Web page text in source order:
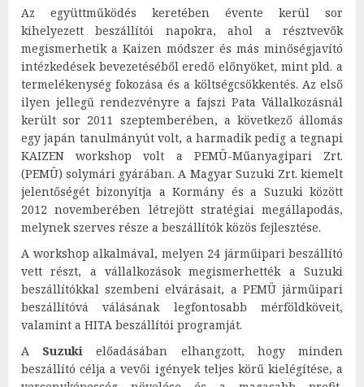
Az együttműködés keretében évente kerül sor
kihelyezett beszállítói napokra, ahol a résztvevők
megismerhetik a Kaizen módszer és más minőségjavító
intézkedések bevezetéséből eredő előnyöket, mint pld. a
termelékenység fokozása és a költségcsökkentés. Az első
ilyen jellegű rendezvényre a fajszi Pata Vállalkozásnál
került sor 2011 szeptemberében, a következő állomás
egy japán tanulmányút volt, a harmadik pedig a tegnapi
KAIZEN workshop volt a PEMÜ-Műanyagipari Zrt.
(PEMÜ) solymári gyárában. A Magyar Suzuki Zrt. kiemelt
jelentőségét bizonyítja a Kormány és a Suzuki között
2012 novemberében létrejött stratégiai megállapodás,
melynek szerves része a beszállítók közös fejlesztése.
A workshop alkalmával, melyen 24 járműipari beszállító
vett részt, a vállalkozások megismerhették a Suzuki
beszállítókkal szembeni elvárásait, a PEMÜ járműipari
beszállítóvá válásának legfontosabb mérföldköveit,
valamint a HITA beszállítói programját.
A Suzuki előadásában elhangzott, hogy minden
beszállító célja a vevői igények teljes körű kielégítése, a